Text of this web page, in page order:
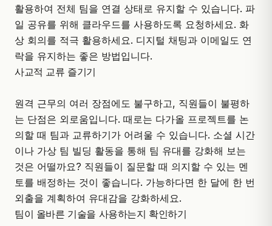
활용하여 전체 팀을 연결 상태로 유지할 수 있습니다. 파
일 공유를 위해 클라우드를 사용하도록 요청하세요. 화
상 회의를 적극 활용하세요. 디지털 채팅과 이메일도 연
락을 유지하는 좋은 방법입니다.
사교적 교류 즐기기
원격 근무의 여러 장점에도 불구하고, 직원들이 불평하
는 단점은 외로움입니다. 때로는 다가올 프로젝트를 논
의할 때 팀과 교류하기가 어려울 수 있습니다. 소셜 시간
이나 가상 팀 빌딩 활동을 통해 팀 유대를 강화해 보는
것은 어떨까요? 직원들이 질문할 때 의지할 수 있는 멘
토를 배정하는 것이 좋습니다. 가능하다면 한 달에 한 번
외출을 계획하여 유대감을 강화하세요.
팀이 올바른 기술을 사용하는지 확인하기